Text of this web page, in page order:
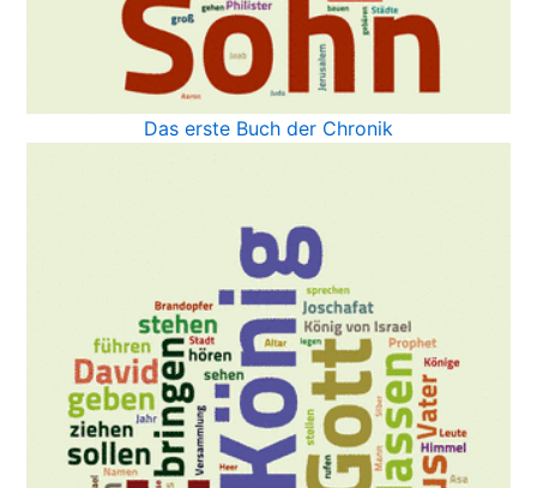
Das erste Buch der Chronik